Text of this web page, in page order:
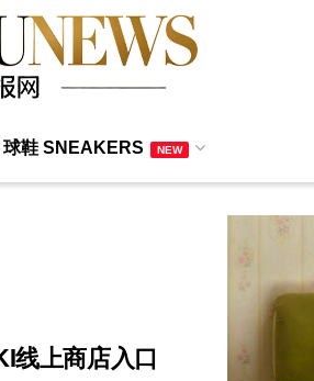
球鞋 SNEAKERS NEW
线上商店入口